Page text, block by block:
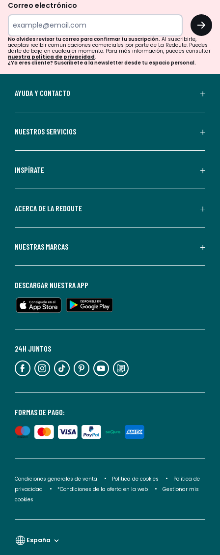
tu
para
confirmar
tu
suscripción.
aceptas
comerciales
personalizadas
parte
Redoute.
de
en
cualquier
Para
información,
puedes
nuestra
de
privacidad</2>.
Correo electrónico
OK
No olvides revisar tu correo para confirmar tu suscripción. Al suscribirte,
aceptas recibir comunicaciones comerciales por parte de La Redoute. Puedes
darte de baja en cualquier momento. Para más información, puedes consultar
nuestra política de privacidad.
¿Ya eres cliente? Suscríbete a la newsletter desde tu espacio personal.
AYUDA Y CONTACTO
NUESTROS SERVICIOS
INSPÍRATE
ACERCA DE LA REDOUTE
NUESTRAS MARCAS
FORMAS DE PAGO:
24H JUNTOS
DESCARGAR NUESTRA APP
Condiciones generales de venta Politica de cookies
Politica de
privacidad
*Condiciones de la oferta en la web
Gestionar mis
cookies
España